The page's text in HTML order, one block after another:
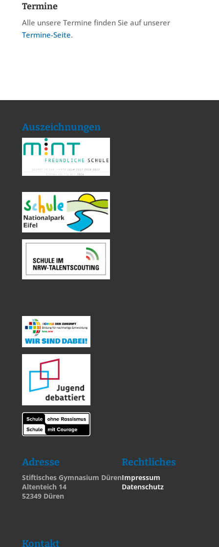
Termine
Alle unsere Termine finden Sie auf unserer
Termine-Seite.
Auszeichnungen
Adresse
Stiftisches Gymnasium Düren
Altenteich 14
52349 Düren
Rechtliches
Impressum
Datenschutz
Kontakt